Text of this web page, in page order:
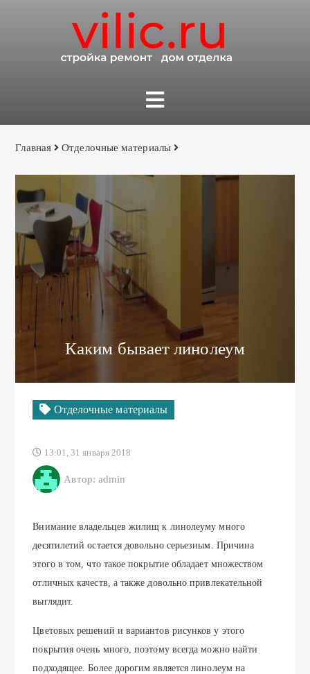
Главная Отделочные материалы
Каким бывает линолеум
Отделочные материалы
13:01, 31 января 2018
Автор: admin
Внимание владельцев жилищ к линолеуму много
десятилетий остается довольно серьезным. Причина
этого в том, что такое покрытие обладает множеством
отличных качеств, а также довольно привлекательной
выглядит.
Цветовых решений и вариантов рисунков у этого
покрытия очень много, поэтому всегда можно найти
подходящее. Более дорогим является линолеум на